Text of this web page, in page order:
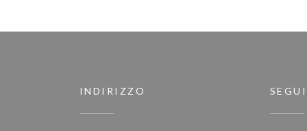
INDIRIZZO